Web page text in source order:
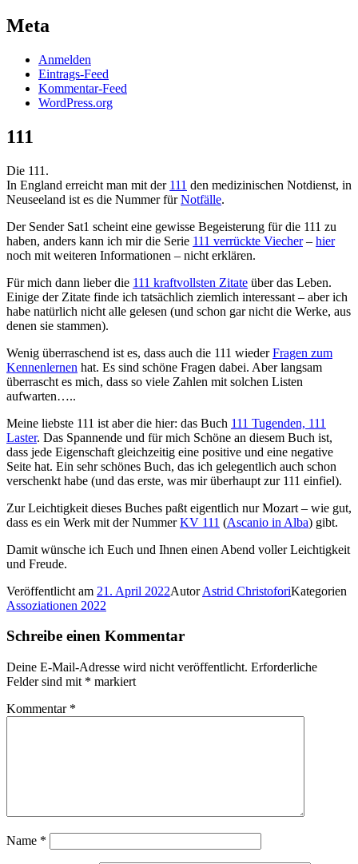
Meta
Anmelden
Eintrags-Feed
Kommentar-Feed
WordPress.org
111
Die 111.
In England erreicht man mit der 111 den medizinischen Notdienst, in
Neuseeland ist es die Nummer fürNotfälle.
Der Sender Sat1 scheint eine gewisse Begeisterung für die 111 zu
haben, anders kann ich mir die Serie 111 verrückte Viecher– hier
noch mit weiteren Informationen – nicht erklären.
Für mich dann lieber die 111 kraftvollsten Zitate über das Leben.
Einige der Zitate finde ich tatsächlich ziemlich interessant – aber ich
habe natürlich nicht alle gelesen (und schon gar nicht die Werke, aus
denen sie stammen).
Wenig überraschend ist es, dass auch die 111 wiederFragen zum
Kennenlernen hat. Es sind schöne Fragen dabei. Aber langsam
überrascht es mich, dass so viele Zahlen mit solchen Listen
aufwarten…..
Meine liebste 111 ist aber die hier: das Buch 111 Tugenden, 111
Laster. Das Spannende und für mich Schöne an diesem Buch ist,
dass jede Eigenschaft gleichzeitig eine positive und eine negative
Seite hat. Ein sehr schönes Buch, das ich gelegentlich auch schon
verschenkt habe (und das erste, was mir überhaupt zur 111 einfiel).
Zur Leichtigkeit dieses Buches paßt eigentlich nur Mozart – wie gut,
dass es ein Werk mit der NummerKV 111 (Ascanio in Alba) gibt.
Damit wünsche ich Euch und Ihnen einen Abend voller Leichtigkeit
und Freude.
Veröffentlicht am 21. April 2022AutorAstrid ChristoforiKategorien
Assoziationen 2022
Schreibe einen Kommentar
Deine E-Mail-Adresse wird nicht veröffentlicht. Erforderliche
Felder sind mit * markiert
Kommentar *
Name *